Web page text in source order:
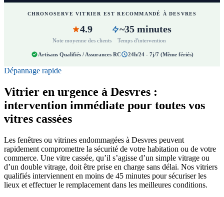
CHRONOSERVE VITRIER EST RECOMMANDÉ À DESVRES
4.9
Note moyenne des clients
~35 minutes
Temps d'intervention
Artisans Qualifiés / Assurances RC 24h/24 - 7j/7 (Même fériés)
Dépannage rapide
Vitrier en urgence à Desvres :
intervention immédiate pour toutes vos
vitres cassées
Les fenêtres ou vitrines endommagées à Desvres peuvent
rapidement compromettre la sécurité de votre habitation ou de votre
commerce. Une vitre cassée, qu’il s’agisse d’un simple vitrage ou
d’un double vitrage, doit être prise en charge sans délai. Nos vitriers
qualifiés interviennent en moins de 45 minutes pour sécuriser les
lieux et effectuer le remplacement dans les meilleures conditions.